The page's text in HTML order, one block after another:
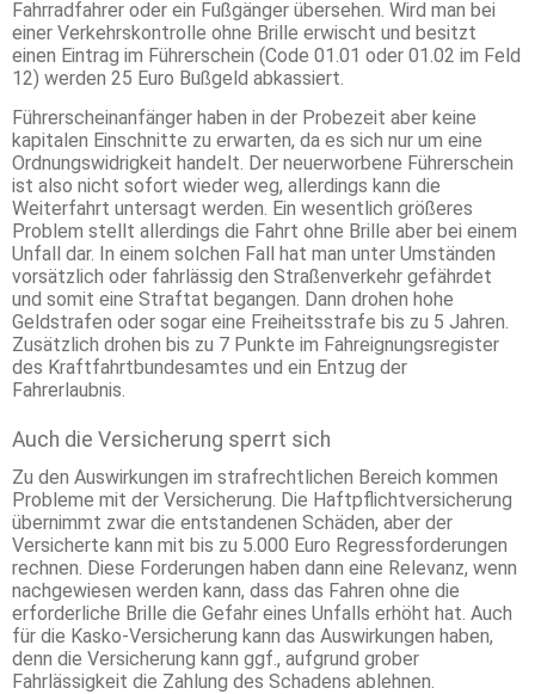
Fahrradfahrer oder ein Fußgänger übersehen. Wird man bei
einer Verkehrskontrolle ohne Brille erwischt und besitzt
einen Eintrag im Führerschein (Code 01.01 oder 01.02 im Feld
12) werden 25 Euro Bußgeld abkassiert.
Führerscheinanfänger haben in der Probezeit aber keine
kapitalen Einschnitte zu erwarten, da es sich nur um eine
Ordnungswidrigkeit handelt. Der neuerworbene Führerschein
ist also nicht sofort wieder weg, allerdings kann die
Weiterfahrt untersagt werden. Ein wesentlich größeres
Problem stellt allerdings die Fahrt ohne Brille aber bei einem
Unfall dar. In einem solchen Fall hat man unter Umständen
vorsätzlich oder fahrlässig den Straßenverkehr gefährdet
und somit eine Straftat begangen. Dann drohen hohe
Geldstrafen oder sogar eine Freiheitsstrafe bis zu 5 Jahren.
Zusätzlich drohen bis zu 7 Punkte im Fahreignungsregister
des Kraftfahrtbundesamtes und ein Entzug der
Fahrerlaubnis.
Auch die Versicherung sperrt sich
Zu den Auswirkungen im strafrechtlichen Bereich kommen
Probleme mit der Versicherung. Die Haftpflichtversicherung
übernimmt zwar die entstandenen Schäden, aber der
Versicherte kann mit bis zu 5.000 Euro Regressforderungen
rechnen. Diese Forderungen haben dann eine Relevanz, wenn
nachgewiesen werden kann, dass das Fahren ohne die
erforderliche Brille die Gefahr eines Unfalls erhöht hat. Auch
für die Kasko-Versicherung kann das Auswirkungen haben,
denn die Versicherung kann ggf., aufgrund grober
Fahrlässigkeit die Zahlung des Schadens ablehnen.